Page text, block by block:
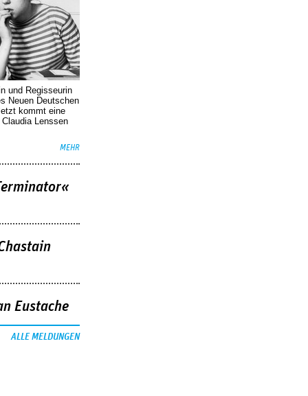
und Regisseurin
Neuen Deutschen
kommt eine
Lenssen
MEHR
Eustache
ALLE MELDUNGEN